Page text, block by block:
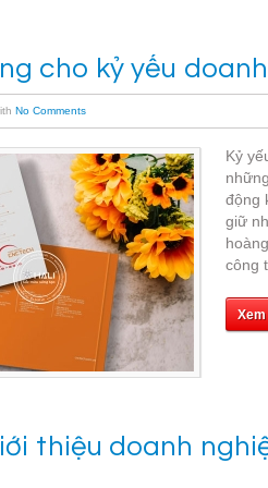
cho kỷ yếu
No Comments
Kỷ
động
giữ
công
thiệu doanh